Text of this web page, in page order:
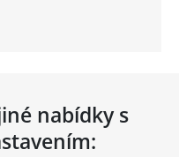
nabídky s